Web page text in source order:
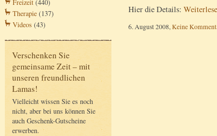
Freizeit (440)
Therapie (137)
Videos (43)
Verschenken Sie
gemeinsame Zeit – mit
unseren freundlichen
Lamas!
Vielleicht wissen Sie es noch
nicht, aber bei uns können Sie
auch Geschenk-Gutscheine
erwerben.
Hier die Details:
6. August 2008, Keine